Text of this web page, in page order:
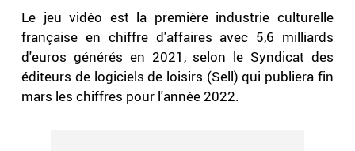
Le jeu vidéo est la première industrie culturelle
française en chiffre d'affaires avec 5,6 milliards
d'euros générés en 2021, selon le Syndicat des
éditeurs de logiciels de loisirs (Sell) qui publiera fin
mars les chiffres pour l'année 2022.